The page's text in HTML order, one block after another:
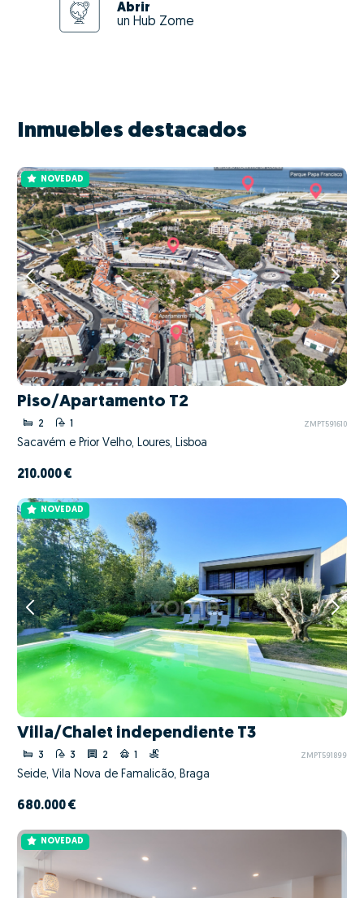
Abrir
un Hub Zome
Inmuebles destacados
NOVEDAD
Piso/Apartamento T2
2 1 ZMPT591610
Sacavém e Prior Velho, Loures, Lisboa
210.000 €
NOVEDAD
Villa/Chalet independiente T3
3 3 2 1 ZMPT591899
Seide, Vila Nova de Famalicão, Braga
680.000 €
NOVEDAD